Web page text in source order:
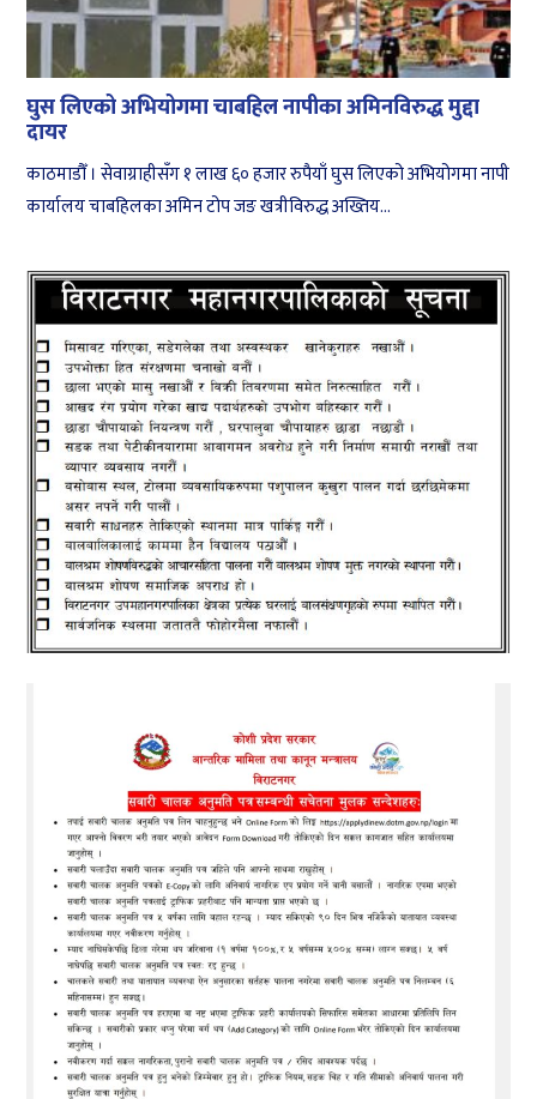
घुस लिएको अभियोगमा चाबहिल नापीका अमिनविरुद्ध मुद्दा
दायर
काठमाडौँ । सेवाग्राहीसँग १ लाख ६० हजार रुपैयाँ घुस लिएको अभियोगमा नापी
कार्यालय चाबहिलका अमिन टोप जङ खत्रीविरुद्ध अख्तिय...